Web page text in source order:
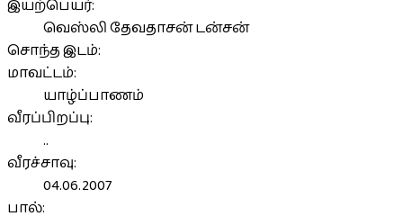
இயற்பெயர்:
வெஸ்லி தேவதாசன் டன்சன்
சொந்த இடம்:
மாவட்டம்:
யாழ்ப்பாணம்
வீரப்பிறப்பு:
..
வீரச்சாவு:
04.06.2007
பால்: